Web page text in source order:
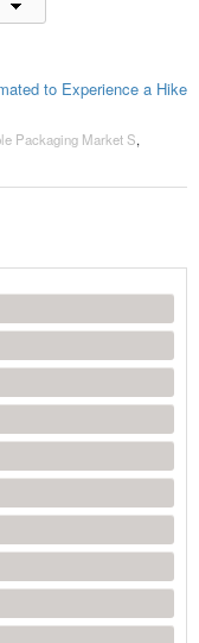
to Experience a Hike
Packaging Market S,